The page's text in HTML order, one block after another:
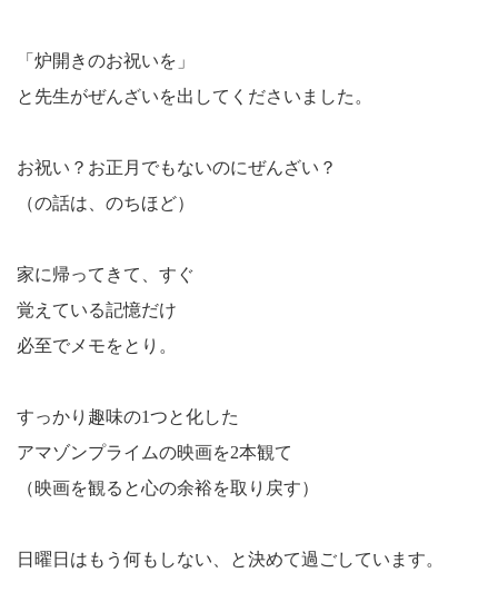
「炉開きのお祝いを」
と先生がぜんざいを出してくださいました。
お祝い？お正月でもないのにぜんざい？
（の話は、のちほど）
家に帰ってきて、すぐ
覚えている記憶だけ
必至でメモをとり。
すっかり趣味の1つと化した
アマゾンプライムの映画を2本観て
（映画を観ると心の余裕を取り戻す）
日曜日はもう何もしない、と決めて過ごしています。